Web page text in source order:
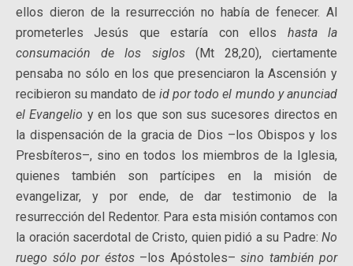
ellos dieron de la resurrección no había de fenecer. Al
prometerles Jesús que estaría con ellos hasta la
consumación de los siglos(Mt 28,20), ciertamente
pensaba no sólo en los que presenciaron la Ascensión y
recibieron su mandato de id por todo el mundo y anunciad
el Evangelio y en los que son sus sucesores directos en
la dispensación de la gracia de Dios –los Obispos y los
Presbíteros–, sino en todos los miembros de la Iglesia,
quienes también son partícipes en la misión de
evangelizar, y por ende, de dar testimonio de la
resurrección del Redentor. Para esta misión contamos con
la oración sacerdotal de Cristo, quien pidió a su Padre: No
ruego sólo por éstos–los Apóstoles– sino también por